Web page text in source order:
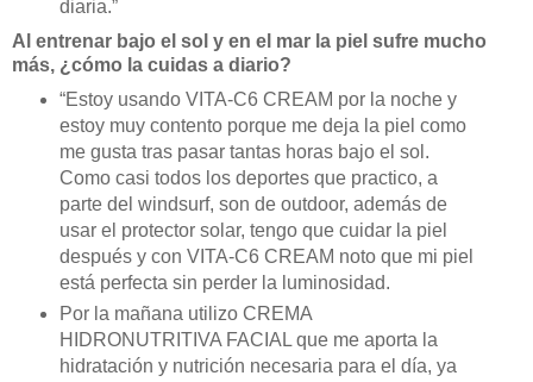
diaria.”
Al entrenar bajo el sol y en el mar la piel sufre mucho
más, ¿cómo la cuidas a diario?
“Estoy usando VITA-C6 CREAM por la noche y
estoy muy contento porque me deja la piel como
me gusta tras pasar tantas horas bajo el sol.
Como casi todos los deportes que practico, a
parte del windsurf, son de outdoor, además de
usar el protector solar, tengo que cuidar la piel
después y con VITA-C6 CREAM noto que mi piel
está perfecta sin perder la luminosidad.
Por la mañana utilizo CREMA
HIDRONUTRITIVA FACIAL que me aporta la
hidratación y nutrición necesaria para el día, ya